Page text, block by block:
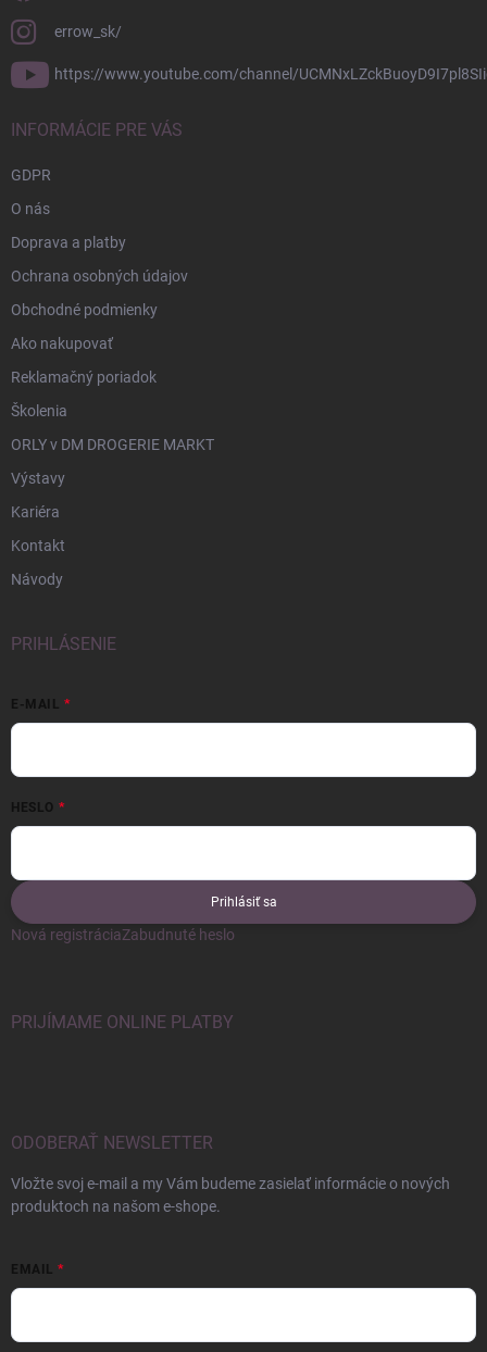
errow_sk/
https://www.youtube.com/channel/
INFORMÁCIE PRE VÁS
GDPR
O nás
Doprava a platby
Ochrana osobných údajov
Obchodné podmienky
Ako nakupovať
Reklamačný poriadok
Školenia
ORLY v DM DROGERIE MARKT
Výstavy
Kariéra
Kontakt
Návody
PRIHLÁSENIE
E-MAIL
HESLO
Prihlásiť sa
Nová registráciaZabudnuté heslo
PRIJÍMAME ONLINE PLATBY
ODOBERAŤ NEWSLETTER
Vložte svoj e-mail a my Vám budeme zasielať informácie o nových
produktoch na našom e-shope.
EMAIL